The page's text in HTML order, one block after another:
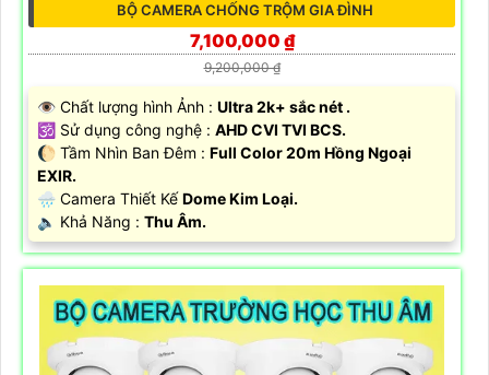
BỘ CAMERA CHỐNG TRỘM GIA ĐÌNH
7,100,000 ₫
9,200,000 ₫
👁 Chất lượng hình Ảnh : Ultra 2k+ sắc nét .
🕉️ Sử dụng công nghệ : AHD CVI TVI BCS.
🌔 Tầm Nhìn Ban Đêm : Full Color 20m Hồng Ngoại
EXIR.
🌧️ Camera Thiết KếDome Kim Loại.
️🔈 Khả Năng : Thu Âm.